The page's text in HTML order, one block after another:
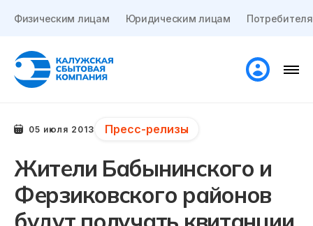
Физическим лицам Юридическим лицам
05 июля 2013 Пресс-релизы
Жители Бабынинского и
Ферзиковского районов